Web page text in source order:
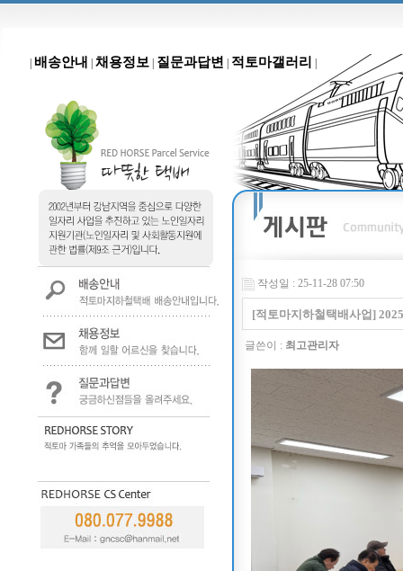
배송안내 채용정보 질문과답변 적토마갤러리
작성일 : 25-11-28 07:50
[적토마지하철택배사업]
글쓴이 : 최고관리자